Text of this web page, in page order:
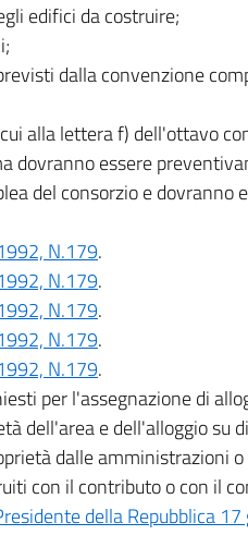
edifici da costruire;
dalla convenzione
alla lettera f) dell'ottavo
dovranno essere
del consorzio e dovranno
N.179.
N.179.
N.179.
N.179.
N.179.
per l'assegnazione di
dell'area e dell'alloggio su
dalle amministrazioni
con il contributo o con il
della Repubblica